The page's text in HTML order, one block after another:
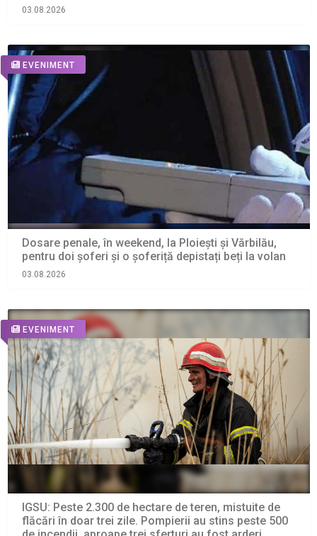
03.08.2026
EVENIMENT
Dosare penale, în weekend, la Ploiești și Vărbilău,
pentru doi șoferi și o șoferiță depistați beți la volan
03.08.2026
EVENIMENT
IGSU: Peste 2.300 de hectare de teren, mistuite de
flăcări în doar trei zile. Pompierii au stins peste 500